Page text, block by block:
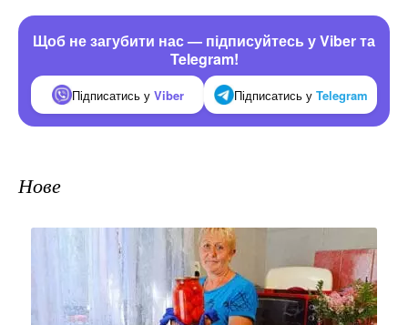
Щоб не загубити нас — підписуйтесь у Viber та
Telegram!
Підписатись у Viber Підписатись у Telegram
Нове